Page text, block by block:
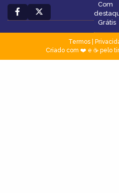
Com
Grátis
Termos|
Criado com ❤️ e ☕ pelo